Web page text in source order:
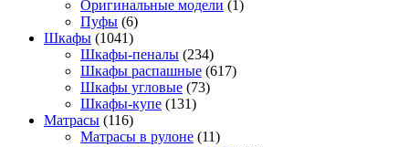
Оригинальные модели (1)
Пуфы (6)
Шкафы (1041)
Шкафы-пеналы (234)
Шкафы распашные (617)
Шкафы угловые (73)
Шкафы-купе (131)
Матрасы (116)
Матрасы в рулоне (11)